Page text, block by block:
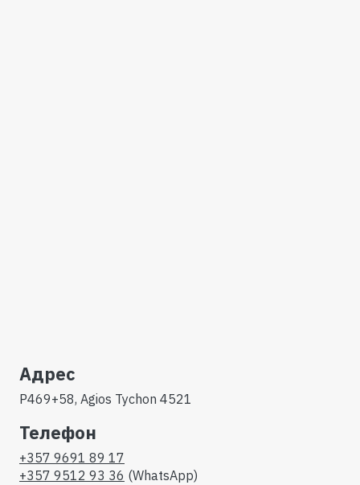
Адрес
P469+58, Agios Tychon 4521
Телефон
+357 9691 89 17
+357 9512 93 36 (WhatsApp)